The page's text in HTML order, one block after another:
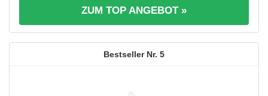
ZUM TOP ANGEBOT »
5